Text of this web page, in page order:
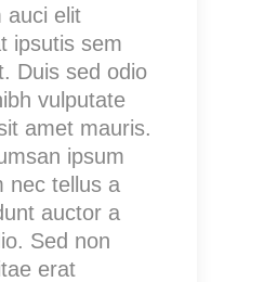
auci elit
ipsutis sem
Duis sed odio
vulputate
amet mauris.
ipsum
nec tellus a
auctor a
Sed non
erat